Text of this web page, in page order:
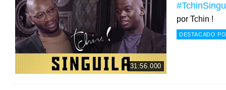
31:56.000
por Tchin !
DESTACADO